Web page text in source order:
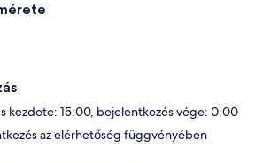
kezdete: 15:00, bejelentkezés vége: 0:00
az elérhetőség függvényében